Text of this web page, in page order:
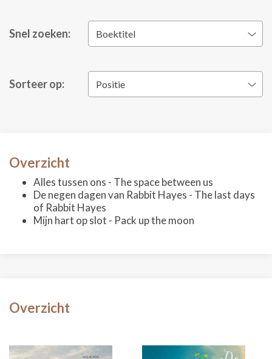
Snel zoeken: Boektitel
Sorteer op: Positie
Overzicht
Alles tussen ons - The space between us
De negen dagen van Rabbit Hayes - The last days
of Rabbit Hayes
Mijn hart op slot - Pack up the moon
Overzicht